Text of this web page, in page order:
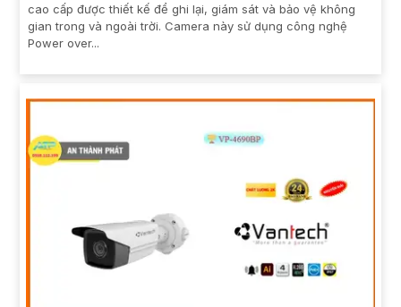
cao cấp được thiết kế để ghi lại, giám sát và bảo vệ không
gian trong và ngoài trời. Camera này sử dụng công nghệ
Power over...